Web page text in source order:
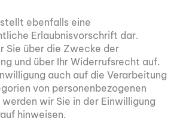
ebenfalls eine
Erlaubnisvorschrift dar.
Sie über die Zwecke der
und über Ihr Widerrufsrecht auf.
auch auf die Verarbeitung
von personenbezogenen
wir Sie in der Einwilligung
hinweisen.